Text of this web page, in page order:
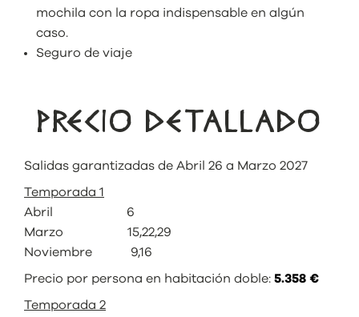
mochila con la ropa indispensable en algún
caso.
Seguro de viaje
PRECIO DETALLADO
Salidas garantizadas de Abril 26 a Marzo 2027
Temporada 1
Abril 6
Marzo 15,22,29
Noviembre 9,16
Precio por persona en habitación doble: 5.358 €
Temporada 2